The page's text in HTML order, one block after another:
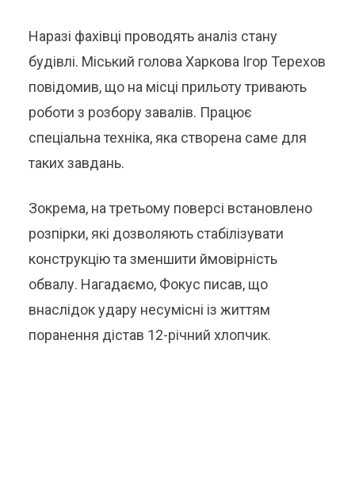
Наразі фахівці проводять аналіз стану
будівлі. Міський голова Харкова Ігор Терехов
повідомив, що на місці прильоту тривають
роботи з розбору завалів. Працює
спеціальна техніка, яка створена саме для
таких завдань.
Зокрема, на третьому поверсі встановлено
розпірки, які дозволяють стабілізувати
конструкцію та зменшити ймовірність
обвалу. Нагадаємо, Фокус писав, що
внаслідок удару несумісні із життям
поранення дістав 12-річний хлопчик.